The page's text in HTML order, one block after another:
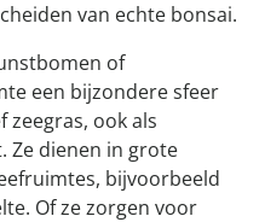
van echte bonsai.
of
een bijzondere sfeer
zeegras, ook als
Ze dienen in grote
bijvoorbeeld
Of ze zorgen voor